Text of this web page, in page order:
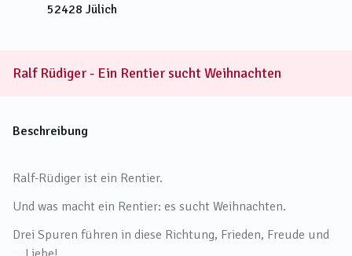
52428 Jülich
Ralf Rüdiger - Ein Rentier sucht Weihnachten
Beschreibung
Ralf-Rüdiger ist ein Rentier.
Und was macht ein Rentier: es sucht Weihnachten.
Drei Spuren führen in diese Richtung, Frieden, Freude und